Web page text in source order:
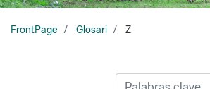
FrontPage Glosari Z